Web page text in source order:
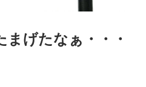
げたなぁ・・・